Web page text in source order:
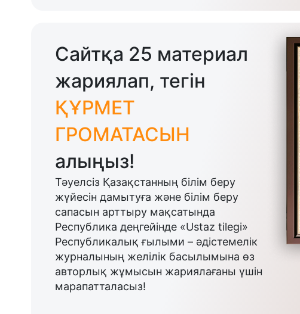
Сайтқа 25 материал
жариялап, тегін
ҚҰРМЕТ
ГРОМАТАСЫН
алыңыз!
Тәуелсіз Қазақстанның білім беру
жүйесін дамытуға және білім беру
сапасын арттыру мақсатында
Республика деңгейінде «Ustaz tilegi»
Республикалық ғылыми – әдістемелік
журналының желілік басылымына өз
авторлық жұмысын жариялағаны үшін
марапатталасыз!